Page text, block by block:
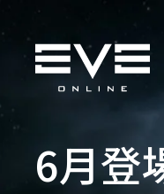
6月登